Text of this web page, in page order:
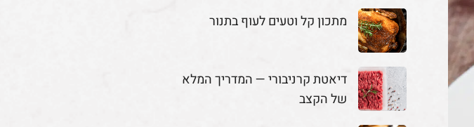
מתכון קל וטעים לעוף בתנור
דיאטת קרניבורי — המדריך המלא
של הקצב